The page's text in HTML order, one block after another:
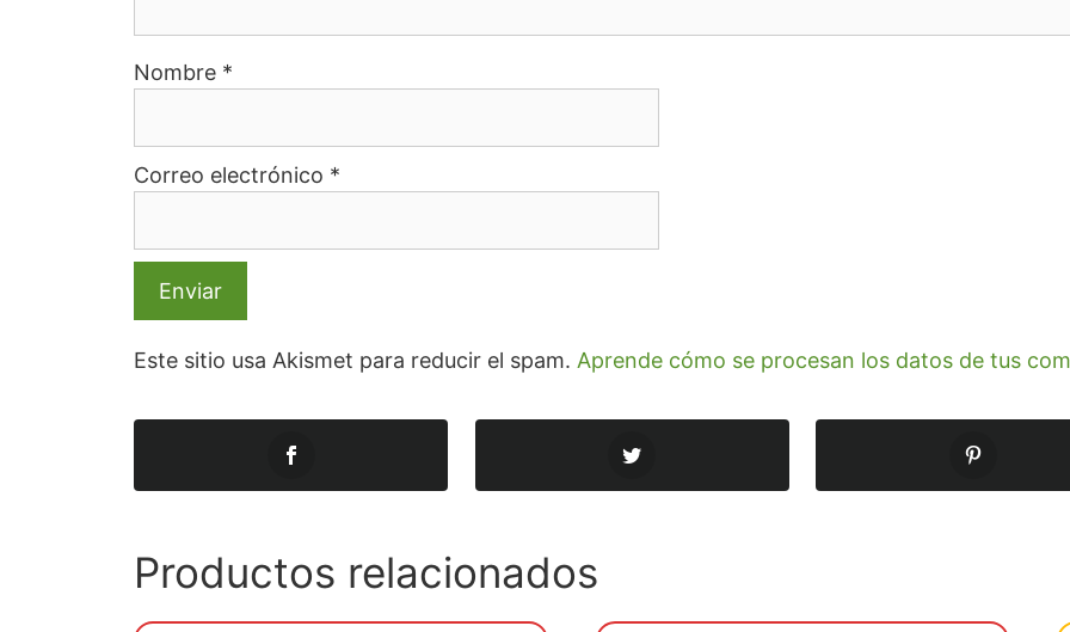
Nombre *
Correo electrónico *
Este sitio usa Akismet para reducir el spam. Aprende cómo se procesan los datos de tus
Productos relacionados